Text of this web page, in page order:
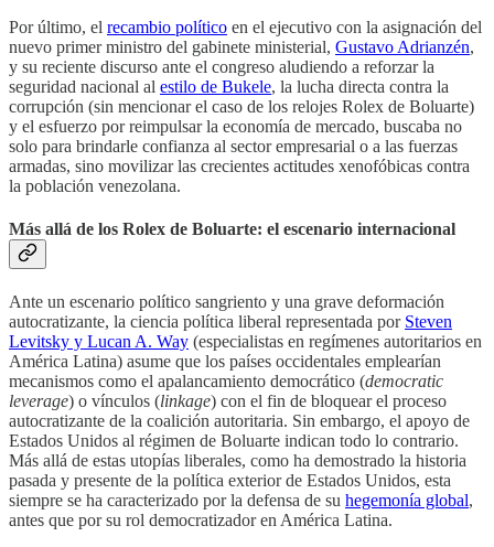
Por último, el recambio político en el ejecutivo con la asignación del
nuevo primer ministro del gabinete ministerial, Gustavo Adrianzén,
y su reciente discurso ante el congreso aludiendo a reforzar la
seguridad nacional al estilo de Bukele, la lucha directa contra la
corrupción (sin mencionar el caso de los relojes Rolex de Boluarte)
y el esfuerzo por reimpulsar la economía de mercado, buscaba no
solo para brindarle confianza al sector empresarial o a las fuerzas
armadas, sino movilizar las crecientes actitudes xenofóbicas contra
la población venezolana.
Más allá de los Rolex de Boluarte: el escenario internacional
Ante un escenario político sangriento y una grave deformación
autocratizante, la ciencia política liberal representada por Steven
Levitsky y Lucan A. Way (especialistas en regímenes autoritarios en
América Latina) asume que los países occidentales emplearían
mecanismos como el apalancamiento democrático (democratic
leverage) o vínculos (linkage) con el fin de bloquear el proceso
autocratizante de la coalición autoritaria. Sin embargo, el apoyo de
Estados Unidos al régimen de Boluarte indican todo lo contrario.
Más allá de estas utopías liberales, como ha demostrado la historia
pasada y presente de la política exterior de Estados Unidos, esta
siempre se ha caracterizado por la defensa de su hegemonía global,
antes que por su rol democratizador en América Latina.